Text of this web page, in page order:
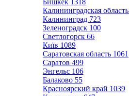
Бишкек 1318
Калининградская область
Калининград 723
Зеленоградск 100
Светлогорск 66
Київ 1089
Саратовская область 1061
Саратов 499
Энгельс 106
Балаково 55
Красноярский край 1039